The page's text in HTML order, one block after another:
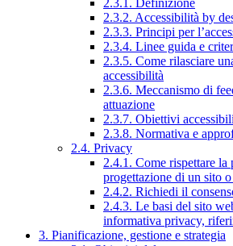
2.3.2. Accessibilità by
2.3.3. Principi per
2.3.4. Linee guida e
2.3.5. Come rilasciare
accessibilità
2.3.6. Meccanismo di
attuazione
2.3.7. Obiettivi
2.3.8. Normativa e
2.4. Privacy
2.4.1. Come rispettare la
progettazione di un sito
2.4.2. Richiedi il
2.4.3. Le basi del sito
informativa privacy,
3. Pianificazione, gestione e strategia